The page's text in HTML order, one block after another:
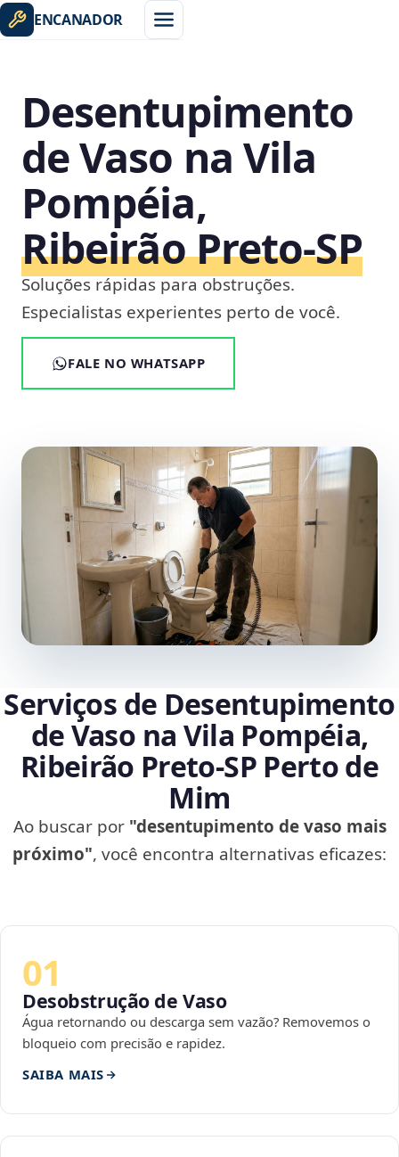
ENCANADOR
Desentupimento
de Vaso na Vila
Pompéia,
Ribeirão Preto‑SP
Soluções rápidas para obstruções.
Especialistas experientes perto de você.
FALE NO WHATSAPP
Serviços de Desentupimento
de Vaso na Vila Pompéia,
Ribeirão Preto‑SP Perto de
Mim
Ao buscar por "desentupimento de vaso mais
próximo", você encontra alternativas eficazes:
01
Desobstrução de Vaso
Água retornando ou descarga sem vazão? Removemos o
bloqueio com precisão e rapidez.
SAIBA MAIS